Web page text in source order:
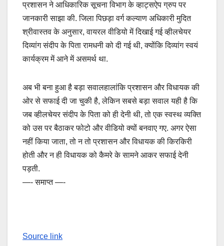
प्रशासन ने आधिकारिक सूचना विभाग के व्हाट्सऐप ग्रुप पर
जानकारी साझा की. जिला पिछड़ा वर्ग कल्याण अधिकारी मुदित
श्रीवास्तव के अनुसार, वायरल वीडियो में दिखाई गई व्हीलचेयर
दिव्यांग संदीप के पिता रामधनी को दी गई थी, क्योंकि दिव्यांग स्वयं
कार्यक्रम में आने में असमर्थ था.
अब भी बना हुआ है बड़ा सवालहालांकि प्रशासन और विधायक की
ओर से सफाई दी जा चुकी है, लेकिन सबसे बड़ा सवाल यही है कि
जब व्हीलचेयर संदीप के पिता को ही देनी थी, तो एक स्वस्थ व्यक्ति
को उस पर बैठाकर फोटो और वीडियो क्यों बनवाए गए. अगर ऐसा
नहीं किया जाता, तो न तो प्रशासन और विधायक की किरकिरी
होती और न ही विधायक को कैमरे के सामने आकर सफाई देनी
पड़ती.
—- समाप्त —-
Source link